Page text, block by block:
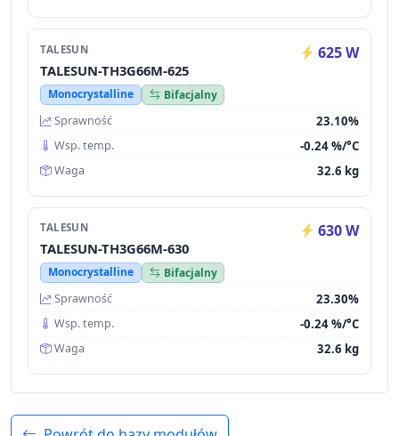
TALESUN 625 W
TALESUN-TH3G66M-625
Monocrystalline
Bifacjalny
Sprawność
23.10%
Wsp. temp. -0.24 %/°C
Waga 32.6 kg
TALESUN 630 W
TALESUN-TH3G66M-630
Monocrystalline
Bifacjalny
Sprawność
23.30%
Wsp. temp. -0.24 %/°C
Waga 32.6 kg